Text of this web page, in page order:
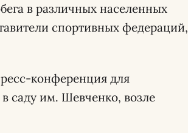
в различных населенных
спортивных федераций,
конференция для
в саду им. Шевченко, возле